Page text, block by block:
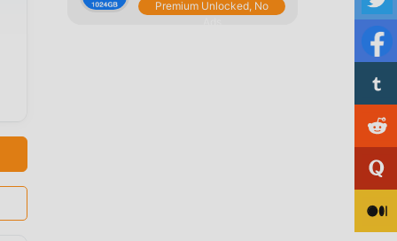
Premium Unlocked, No